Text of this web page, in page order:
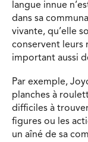
langue innue
dans sa
vivante, qu’elle
conservent leurs
important aussi
Par exemple,
planches à
difficiles à
figures ou les
un aîné de sa